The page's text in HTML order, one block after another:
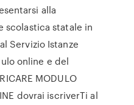
alla
scolastica statale in
Servizio Istanze
online e del
MODULO
dovrai iscriverTi al